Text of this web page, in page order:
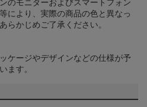
のモニターおよびスマートフォン
により、実際の商品の色と異なっ
らかじめご了承ください。
ケージやデザインなどの仕様が予
ます。